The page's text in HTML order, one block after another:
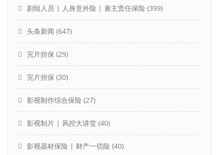
剧组人员 | 人身意外险 | 雇主责任保险 (399)
头条新闻 (647)
完片担保 (29)
完片担保 (30)
影视制作综合保险 (27)
影视制片 | 风控大讲堂 (40)
影视器材保险 | 财产一切险 (40)